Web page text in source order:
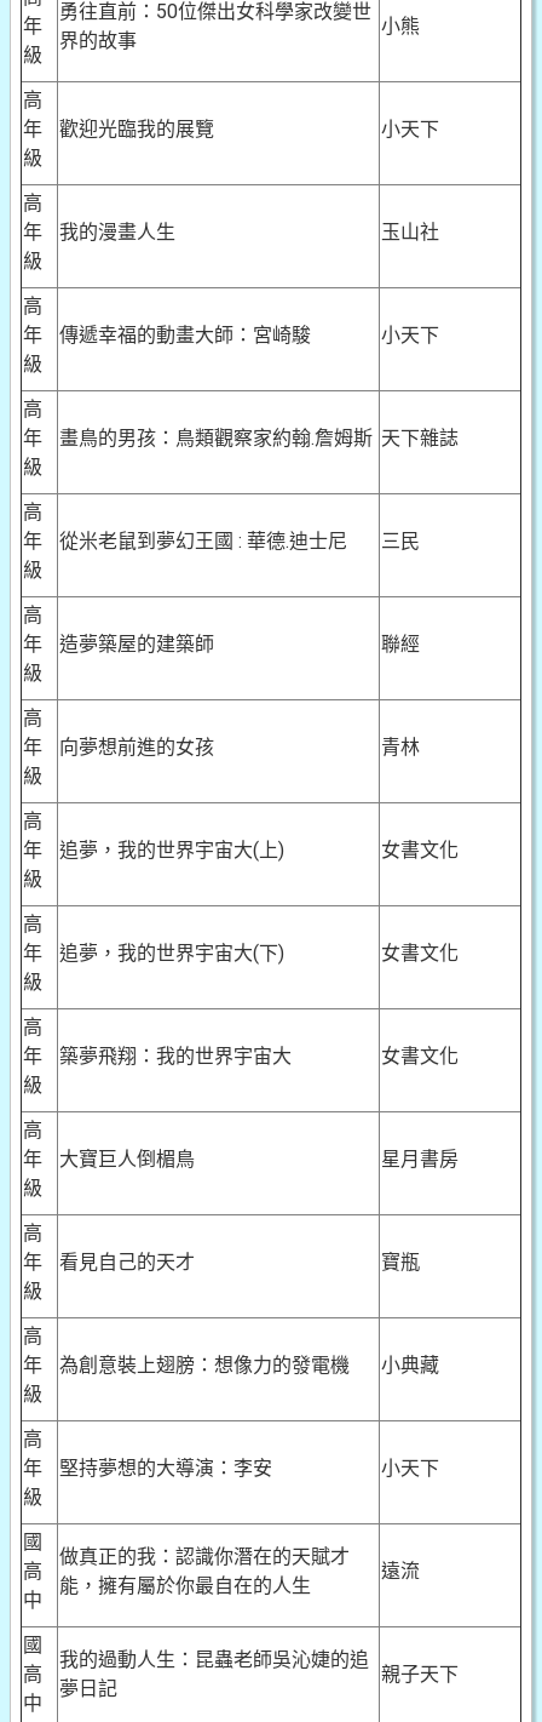
年
級
勇往直前：50位傑出女科學家改變世
界的故事
小熊
高
年
級
歡迎光臨我的展覽 小天下
高
年
級
我的漫畫人生 玉山社
高
年
級
傳遞幸福的動畫大師：宮崎駿 小天下
高
年
級
畫鳥的男孩：鳥類觀察家約翰.詹姆斯 天下雜誌
高
年
級
從米老鼠到夢幻王國 : 華德.迪士尼 三民
高
年
級
造夢築屋的建築師 聯經
高
年
級
向夢想前進的女孩 青林
高
年
級
追夢，我的世界宇宙大(上) 女書文化
高
年
級
追夢，我的世界宇宙大(下) 女書文化
高
年
級
築夢飛翔：我的世界宇宙大 女書文化
高
年
級
大寶巨人倒楣鳥 星月書房
高
年
級
看見自己的天才 寶瓶
高
年
級
為創意裝上翅膀：想像力的發電機 小典藏
高
年
級
堅持夢想的大導演：李安 小天下
國
高
中
做真正的我：認識你潛在的天賦才
能，擁有屬於你最自在的人生
遠流
國
高
中
我的過動人生：昆蟲老師吳沁婕的追
夢日記
親子天下